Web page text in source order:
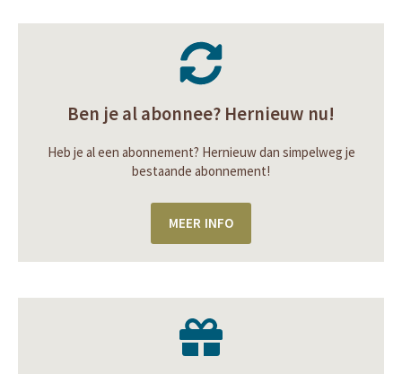
Ben je al abonnee? Hernieuw nu!
Heb je al een abonnement? Hernieuw dan simpelweg je
bestaande abonnement!
MEER INFO